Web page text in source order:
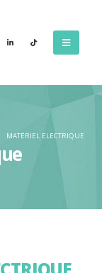
MATÉRIEL ELECTRIQUE